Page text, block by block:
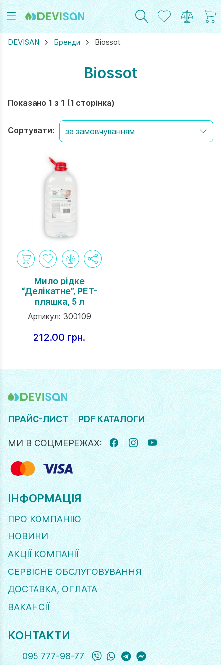
DEVISAN Бренди Biossot
Biossot
Показано 1 з 1 (1 сторінка)
Сортувати:
Мило рідке
“Делікатне”, PET-
пляшка, 5 л
Артикул: 300109
212.00 грн.
ПРАЙС-ЛИСТ PDF КАТАЛОГИ
МИ В СОЦМЕРЕЖАХ: FACEBOOK
INSTAGRAM
YOUTUBE
ІНФОРМАЦІЯ
ПРО КОМПАНІЮ
НОВИНИ
АКЦІЇ КОМПАНІЇ
СЕРВІСНЕ ОБСЛУГОВУВАННЯ
ДОСТАВКА, ОПЛАТА
ВАКАНСІЇ
КОНТАКТИ
095 777-98-77 ViberWhatsApp
Telegram
Messanger